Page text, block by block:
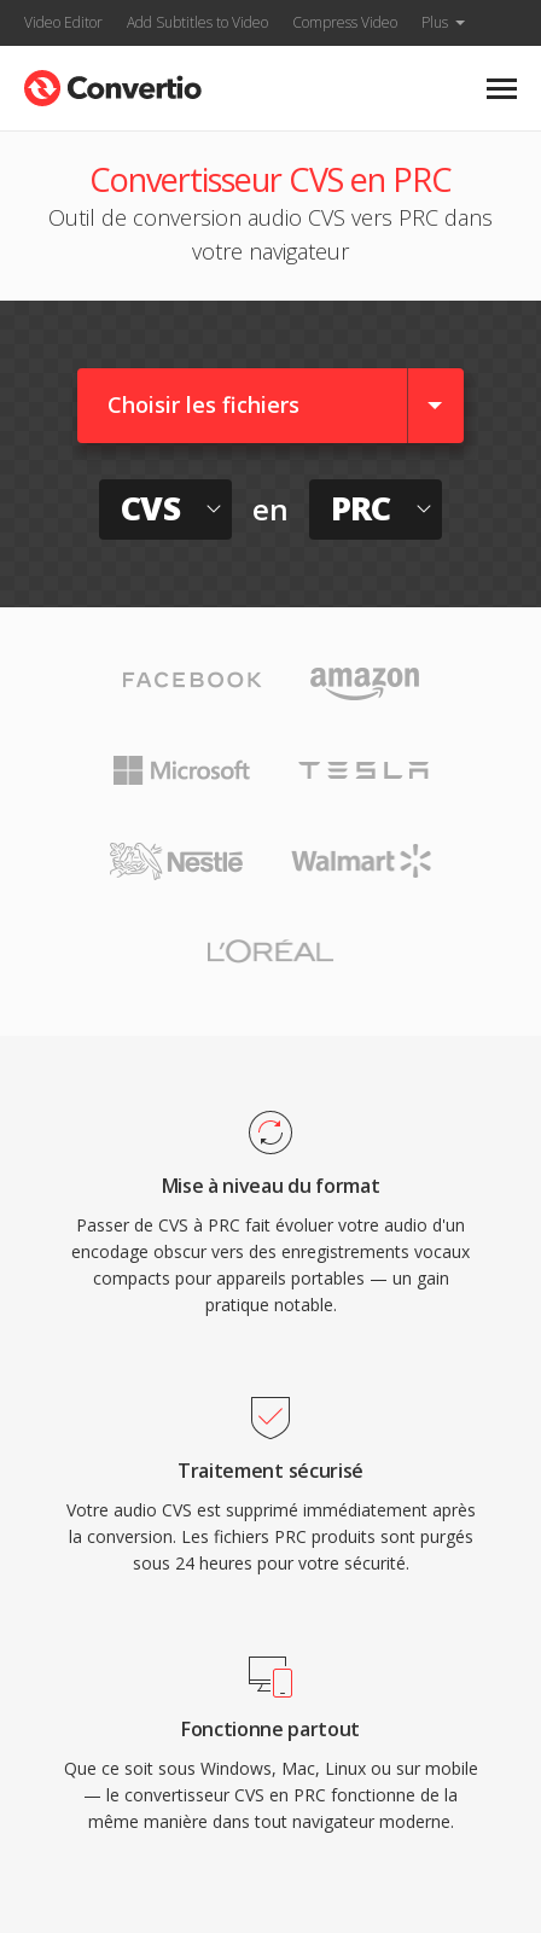
Video Editor Add Subtitles to Video Compress Video Plus
Convertisseur CVS en PRC
Outil de conversion audio CVS vers PRC dans
votre navigateur
Choisir les fichiers
CVS en PRC
Mise à niveau du format
Passer de CVS à PRC fait évoluer votre audio d'un
encodage obscur vers des enregistrements vocaux
compacts pour appareils portables — un gain
pratique notable.
Traitement sécurisé
Votre audio CVS est supprimé immédiatement après
la conversion. Les fichiers PRC produits sont purgés
sous 24 heures pour votre sécurité.
Fonctionne partout
Que ce soit sous Windows, Mac, Linux ou sur mobile
— le convertisseur CVS en PRC fonctionne de la
même manière dans tout navigateur moderne.